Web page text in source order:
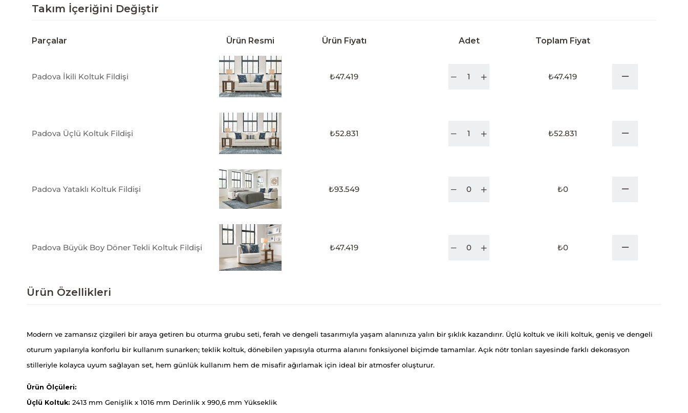
Takım İçeriğini Değiştir
Parçalar Ürün Resmi Ürün Fiyatı Adet Toplam Fiyat
Padova İkili Koltuk Fildişi ₺47.419 ₺47.419
Padova Üçlü Koltuk Fildişi ₺52.831 ₺52.831
Padova Yataklı Koltuk Fildişi ₺93.549 ₺0
Padova Büyük Boy Döner Tekli Koltuk Fildişi ₺47.419 ₺0
Ürün Özellikleri
Modern ve zamansız çizgileri bir araya getiren bu oturma grubu seti, ferah ve dengeli tasarımıyla yaşam alanınıza yalın bir şıklık kazandırır. Üçlü koltuk ve ikili koltuk, geniş ve dengeli
oturum yapılarıyla konforlu bir kullanım sunarken; teklik koltuk, dönebilen yapısıyla oturma alanını fonksiyonel biçimde tamamlar. Açık nötr tonları sayesinde farklı dekorasyon
stilleriyle kolayca uyum sağlayan set, hem günlük kullanım hem de misafir ağırlamak için ideal bir atmosfer oluşturur.
Ürün Ölçüleri:
Üçlü Koltuk: 2413 mm Genişlik x 1016 mm Derinlik x 990,6 mm Yükseklik